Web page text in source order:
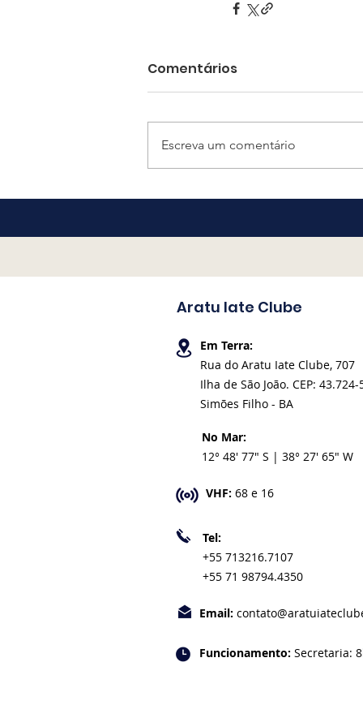
Comentários
Escreva um comentário
Aratu Iate Clube
Em Terra:
Rua do Aratu Iate Clube, 707
Ilha de São João. CEP: 43.724-
Simões Filho - BA
No Mar:
12° 48' 77" S | 38° 27' 65" W
VHF: 68 e 16
Tel:
+55 713216.7107
+55 71 98794.4350
Email:
Funcionamento: Secretaria: